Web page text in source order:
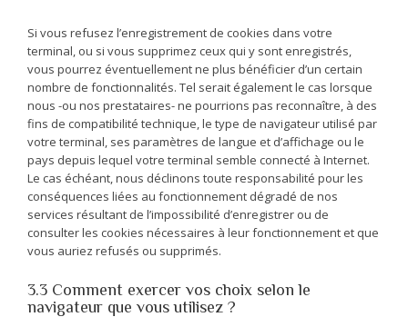
Si vous refusez l’enregistrement de cookies dans votre
terminal, ou si vous supprimez ceux qui y sont enregistrés,
vous pourrez éventuellement ne plus bénéficier d’un certain
nombre de fonctionnalités. Tel serait également le cas lorsque
nous -ou nos prestataires- ne pourrions pas reconnaître, à des
fins de compatibilité technique, le type de navigateur utilisé par
votre terminal, ses paramètres de langue et d’affichage ou le
pays depuis lequel votre terminal semble connecté à Internet.
Le cas échéant, nous déclinons toute responsabilité pour les
conséquences liées au fonctionnement dégradé de nos
services résultant de l’impossibilité d’enregistrer ou de
consulter les cookies nécessaires à leur fonctionnement et que
vous auriez refusés ou supprimés.
3.3 Comment exercer vos choix selon le
navigateur que vous utilisez ?